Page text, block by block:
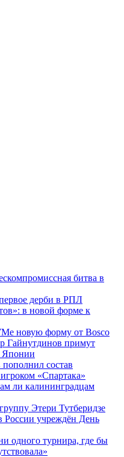
битва в
дерби в РПЛ
в новой форме к
новую форму от Bosco
Гайнутдинов примут
Японии
состав
«Спартака»
ли калининградцам
Этери Тутберидзе
России учреждён День
одного турнира, где бы